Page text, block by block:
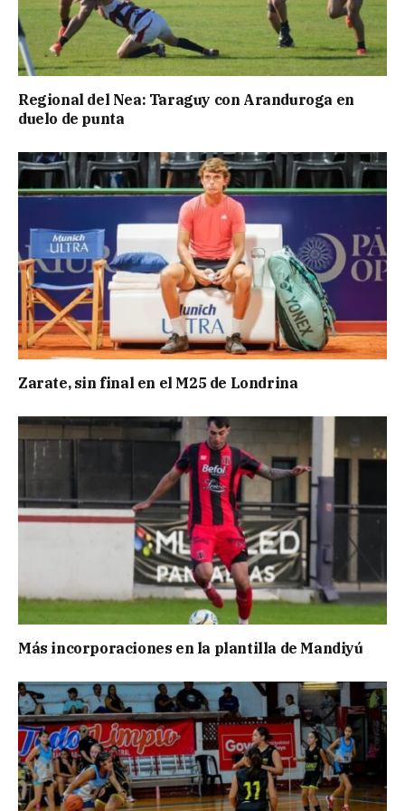
Regional del Nea: Taraguy con Aranduroga en
duelo de punta
Zarate, sin final en el M25 de Londrina
Más incorporaciones en la plantilla de Mandiyú